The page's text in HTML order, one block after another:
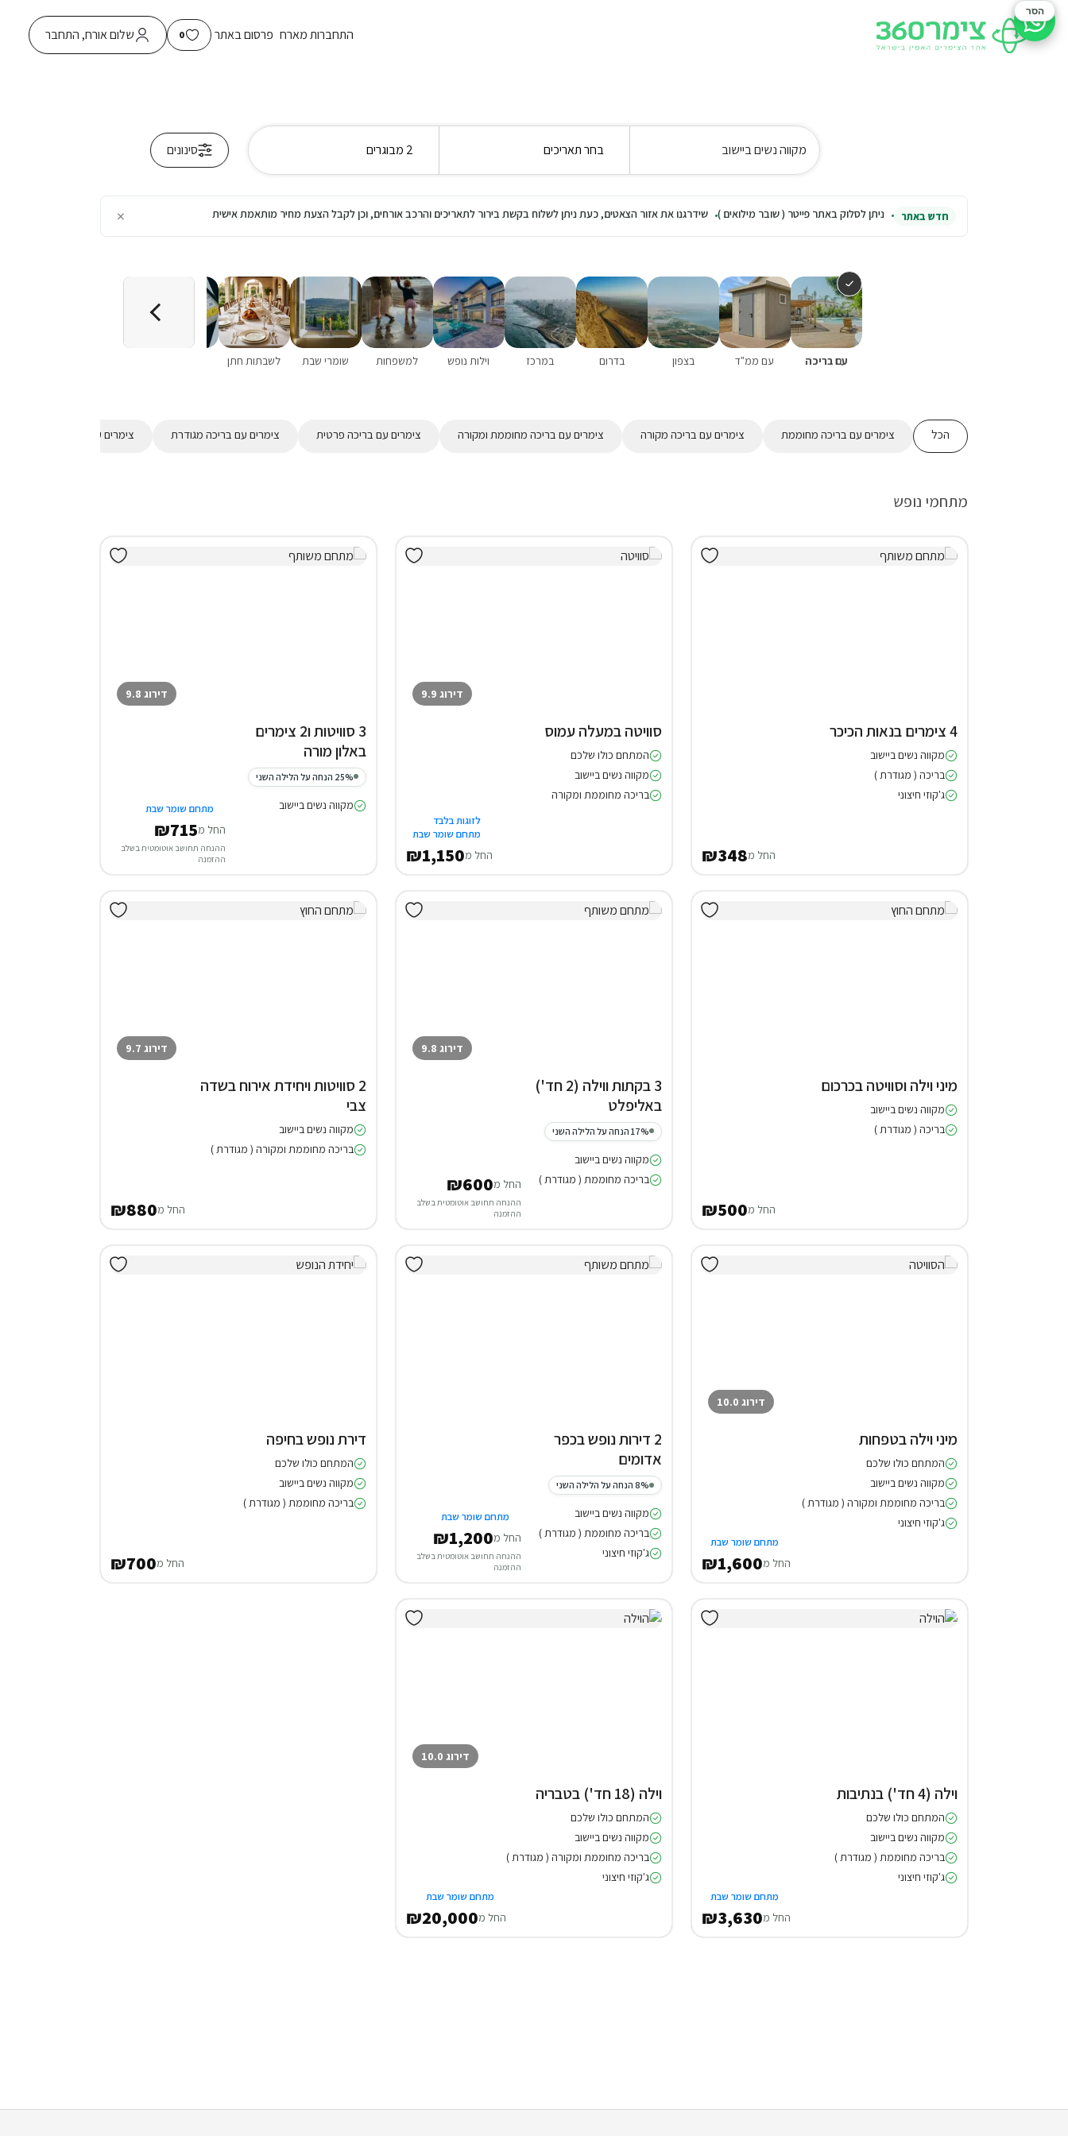
התחברות מארח פרסום באתר 0 שלום אורח, התחבר
מקווה נשים ביישוב בחר תאריכים 2 מבוגרים סינונים
חדש באתר ניתן לסלוק באתר פייטר ( שובר מילואים ) שידרגנו את אזור הצאטים, כעת ניתן לשלוח בקשת בירור לתאריכים והרכב אורחים, וכן לקבל הצעת מחיר מותאמת אישית ×
עם בריכה עם ממ"ד בצפון בדרום במרכז וילות נופש למשפחות שומרי שבת לשבתות חתן
הכל צימרים עם בריכה מחוממת צימרים עם בריכה מקורה צימרים עם בריכה מחוממת ומקורה צימרים עם בריכה פרטית צימרים עם בריכה מגודרת צימרים עם בריכת פעוטות
מתחמי נופש
4 צימרים בנאות הכיכר
מקווה נשים ביישוב
בריכה ( מגודרת )
ג'קוזי חיצוני
החל מ₪348
דירוג 9.9
סוויטה במעלה עמוס
המתחם כולו שלכם
מקווה נשים ביישוב
בריכה מחוממת ומקורה
לזוגות בלבד
מתחם שומר שבת
החל מ₪1,150
דירוג 9.8
3 סוויטות ו2 צימרים
באלון מורה
25% הנחה על הלילה השני
מקווה נשים ביישוב מתחם שומר שבת
החל מ₪715
ההנחה תחושב אוטומטית בשלב
ההזמנה
מיני וילה וסוויטה בכרכום
מקווה נשים ביישוב
בריכה ( מגודרת )
החל מ₪500
דירוג 9.8
3 בקתות ווילה (2 חד')
באליפלט
17% הנחה על הלילה השני
מקווה נשים ביישוב
בריכה מחוממת ( מגודרת )
החל מ₪600
ההנחה תחושב אוטומטית בשלב
ההזמנה
דירוג 9.7
2 סוויטות ויחידת אירוח בשדה
צבי
מקווה נשים ביישוב
בריכה מחוממת ומקורה ( מגודרת )
החל מ₪880
דירוג 10.0
מיני וילה בטפחות
המתחם כולו שלכם
מקווה נשים ביישוב
בריכה מחוממת ומקורה ( מגודרת )
ג'קוזי חיצוני
מתחם שומר שבת
החל מ₪1,600
2 דירות נופש בכפר
אדומים
8% הנחה על הלילה השני
מקווה נשים ביישוב
בריכה מחוממת ( מגודרת )
ג'קוזי חיצוני
מתחם שומר שבת
החל מ₪1,200
ההנחה תחושב אוטומטית בשלב
ההזמנה
דירת נופש בחיפה
המתחם כולו שלכם
מקווה נשים ביישוב
בריכה מחוממת ( מגודרת )
החל מ₪700
וילה (4 חד') בנתיבות
המתחם כולו שלכם
מקווה נשים ביישוב
בריכה מחוממת ( מגודרת )
ג'קוזי חיצוני
מתחם שומר שבת
החל מ₪3,630
דירוג 10.0
וילה (18 חד') בטבריה
המתחם כולו שלכם
מקווה נשים ביישוב
בריכה מחוממת ומקורה ( מגודרת )
ג'קוזי חיצוני
מתחם שומר שבת
החל מ₪20,000
סיוע בהזמנה
הסר